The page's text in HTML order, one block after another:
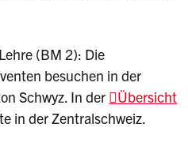
(BM 2): Die
besuchen in der
Schwyz. In der
Übersicht
in der Zentralschweiz.